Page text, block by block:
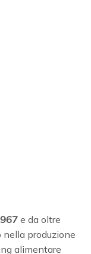
e da oltre
nella produzione
alimentare